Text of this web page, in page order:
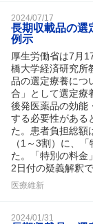
2024/07/17
長期収載品の選
例示
厚生労働省は7月
橋大学経済研究所
品の選定療養につ
合」として選定療
後発医薬品の効能
する必要性がある
た。患者負担総額
（1～3割）に、
た。「特別の料金
2日付の疑義解釈
医療維新
2024/01/31